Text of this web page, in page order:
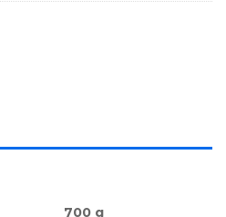
700 g